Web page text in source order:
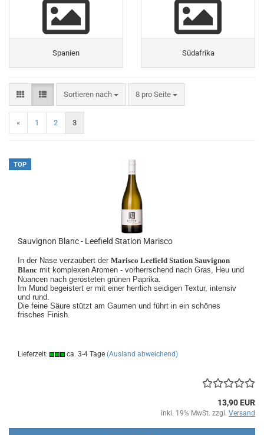
Spanien Südafrika
Sortieren nach
Sortieren nach 8 pro Seite
pro Seite
« 1 2 3
TOP
Sauvignon Blanc - Leefield Station Marisco
In der Nase verzaubert der Marisco Leefield Station Sauvignon
Blanc mit komplexen Aromen - vorherrschend nach Gras, Heu und
Nuancen nach gerösteten grünen Paprika.
Im Mund begeistert er mit einer herrlich seidigen Textur, intensiv
und rund.
Die feine Säure stützt am Gaumen und führt in ein schönes
frisches Finish.
Lieferzeit: ca. 3-4 Tage (Ausland abweichend)
13,90 EUR
inkl. 19% MwSt. zzgl. Versand